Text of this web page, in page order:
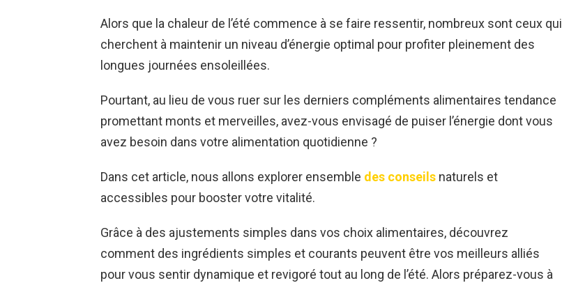
Alors que la chaleur de l’été commence à se faire ressentir, nombreux sont ceux qui
cherchent à maintenir un niveau d’énergie optimal pour profiter pleinement des
longues journées ensoleillées.
Pourtant, au lieu de vous ruer sur les derniers compléments alimentaires tendance
promettant monts et merveilles, avez-vous envisagé de puiser l’énergie dont vous
avez besoin dans votre alimentation quotidienne ?
Dans cet article, nous allons explorer ensemble des conseils naturels et
accessibles pour booster votre vitalité.
Grâce à des ajustements simples dans vos choix alimentaires, découvrez
comment des ingrédients simples et courants peuvent être vos meilleurs alliés
pour vous sentir dynamique et revigoré tout au long de l’été. Alors préparez-vous à